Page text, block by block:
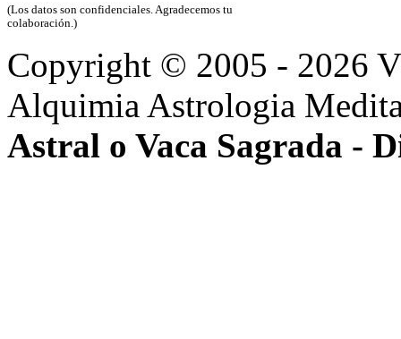
(Los datos son confidenciales. Agradecemos tu
colaboración.)
Copyright © 2005 - 2026
Alquimia Astrologia
Astral o Vaca Sagrada -